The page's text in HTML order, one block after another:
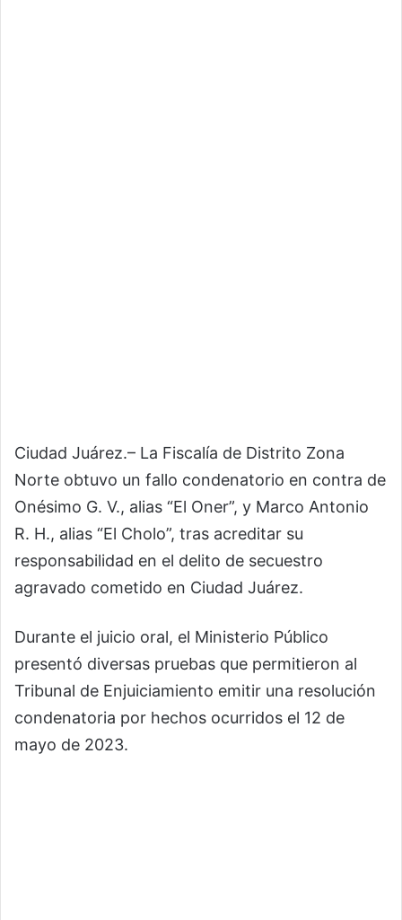
Ciudad Juárez.– La Fiscalía de Distrito Zona
Norte obtuvo un fallo condenatorio en contra de
Onésimo G. V., alias “El Oner”, y Marco Antonio
R. H., alias “El Cholo”, tras acreditar su
responsabilidad en el delito de secuestro
agravado cometido en Ciudad Juárez.
Durante el juicio oral, el Ministerio Público
presentó diversas pruebas que permitieron al
Tribunal de Enjuiciamiento emitir una resolución
condenatoria por hechos ocurridos el 12 de
mayo de 2023.